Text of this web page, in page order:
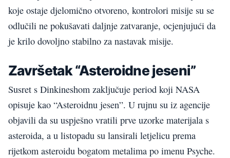
koje ostaje djelomično otvoreno, kontrolori misije su se
odlučili ne pokušavati daljnje zatvaranje, ocjenjujući da
je krilo dovoljno stabilno za nastavak misije.
Završetak “Asteroidne jeseni”
Susret s Dinkineshom zaključuje period koji NASA
opisuje kao “Asteroidnu jesen”. U rujnu su iz agencije
objavili da su uspješno vratili prve uzorke materijala s
asteroida, a u listopadu su lansirali letjelicu prema
rijetkom asteroidu bogatom metalima po imenu Psyche.